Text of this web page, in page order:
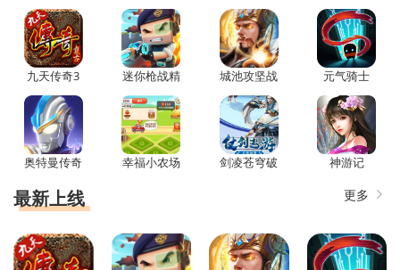
九天传奇3 迷你枪战精 城池攻坚战 元气骑士
全无限下载
奥特曼传奇 幸福小农场 剑凌苍穹破 神游记
最新上线 更多